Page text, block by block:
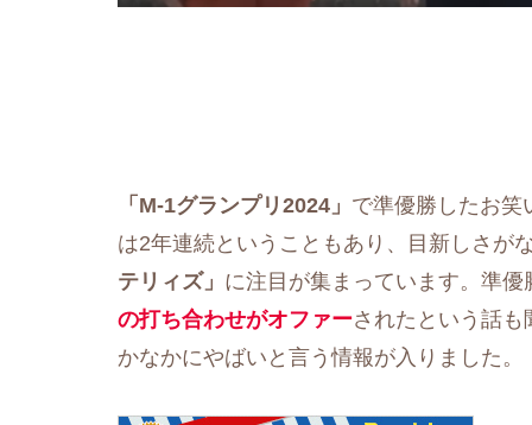
「M-1グランプリ2024」 で準優勝したお笑
は2年連続ということもあり、目新しさが
テリィズ」 に注目が集まっています。準
の打ち合わせがオファーされたという話
かなかにやばいと言う情報が入りました。